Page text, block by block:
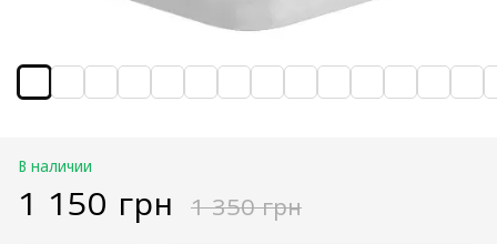
В наличии
1 150 грн 1 350 грн